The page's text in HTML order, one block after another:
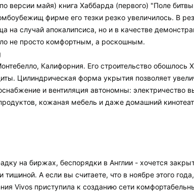
версии майя) книга Хаббарда (первого) "Поле
фирме его тезки резко увеличилось. В
на случай апокалипсиса, но и в качестве
не просто комфортным, а роскошным.
Калифорния. Его строительство
Цилиндрическая форма укрытия позволяет
и вентиляция автономны: электричество
кожаная мебель и даже домашний
на биржах, беспорядки в Англии - хочется
А если вы считаете, что в ноябре этого
Vivos приступила к созданию сети